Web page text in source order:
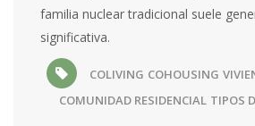
familia nuclear tradicional suele
significativa.
COLIVING COHOUSING
COMUNIDAD RESIDENCIAL TIPOS